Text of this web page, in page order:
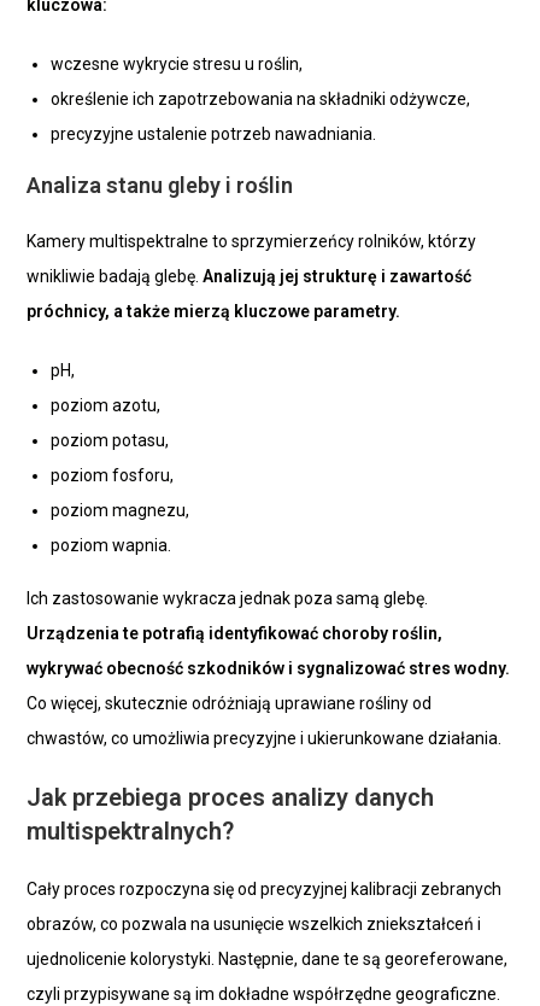
kluczowa:
wczesne wykrycie stresu u roślin,
określenie ich zapotrzebowania na składniki odżywcze,
precyzyjne ustalenie potrzeb nawadniania.
Analiza stanu gleby i roślin
Kamery multispektralne to sprzymierzeńcy rolników, którzy
wnikliwie badają glebę.Analizują jej strukturę i zawartość
próchnicy, a także mierzą kluczowe parametry.
pH,
poziom azotu,
poziom potasu,
poziom fosforu,
poziom magnezu,
poziom wapnia.
Ich zastosowanie wykracza jednak poza samą glebę.
Urządzenia te potrafią identyfikować choroby roślin,
wykrywać obecność szkodników i sygnalizować stres wodny.
Co więcej, skutecznie odróżniają uprawiane rośliny od
chwastów, co umożliwia precyzyjne i ukierunkowane działania.
Jak przebiega proces analizy danych
multispektralnych?
Cały proces rozpoczyna się od precyzyjnej kalibracji zebranych
obrazów, co pozwala na usunięcie wszelkich zniekształceń i
ujednolicenie kolorystyki. Następnie, dane te są georeferowane,
czyli przypisywane są im dokładne współrzędne geograficzne.